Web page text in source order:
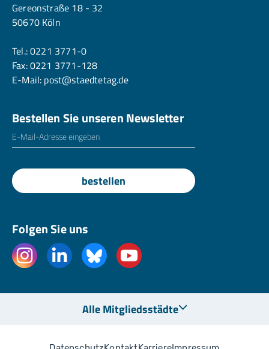
Gereonstraße 18 - 32
50670 Köln
Tel.:0221 3771-0
Fax: 0221 3771-128
E-Mail: post@staedtetag.de
Bestellen Sie unseren Newsletter
E-Mailadresse
bestellen
Folgen Sie uns
Alle Mitgliedsstädte